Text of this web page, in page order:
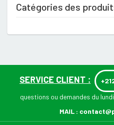
Catégories des
SERVICE CLIENT :
questions ou demandes du
MAIL :